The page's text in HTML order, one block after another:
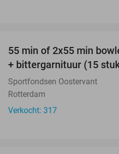
55 min of 2x55 min
+ bittergarnituur (15
Sportfondsen Oostervant
Rotterdam
Verkocht: 317